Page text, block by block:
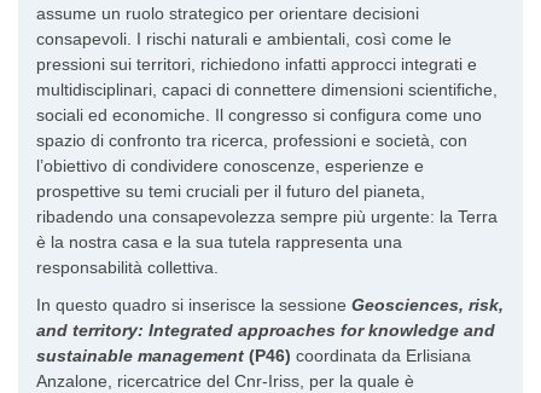
assume un ruolo strategico per orientare decisioni
consapevoli. I rischi naturali e ambientali, così come le
pressioni sui territori, richiedono infatti approcci integrati e
multidisciplinari, capaci di connettere dimensioni scientifiche,
sociali ed economiche. Il congresso si configura come uno
spazio di confronto tra ricerca, professioni e società, con
l’obiettivo di condividere conoscenze, esperienze e
prospettive su temi cruciali per il futuro del pianeta,
ribadendo una consapevolezza sempre più urgente: la Terra
è la nostra casa e la sua tutela rappresenta una
responsabilità collettiva.
In questo quadro si inserisce la sessione Geosciences, risk,
and territory: Integrated approaches for knowledge and
sustainable management (P46) coordinata da Erlisiana
Anzalone, ricercatrice del Cnr-Iriss, per la quale è